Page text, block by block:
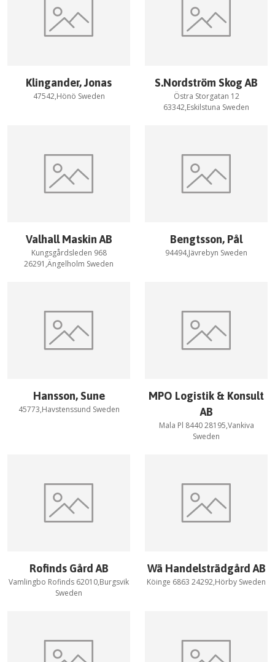
Klingander, Jonas
47542,Hönö Sweden
S.Nordström Skog AB
Östra Storgatan 12
63342,Eskilstuna Sweden
Valhall Maskin AB
Kungsgårdsleden 968
26291,Ängelholm Sweden
Bengtsson, Pål
94494,Jävrebyn Sweden
Hansson, Sune
45773,Havstenssund Sweden
MPO Logistik & Konsult
AB
Mala Pl 8440 28195,Vankiva
Sweden
Rofinds Gård AB
Vamlingbo Rofinds 62010,Burgsvik
Sweden
Wä Handelsträdgård AB
Köinge 6863 24292,Hörby Sweden